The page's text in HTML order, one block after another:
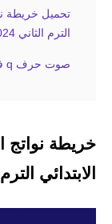
تحميل خريطة
الترم الثاني 2024
صوت حرف q في اللغة الانجليزية
خريطة نواتج
الابتدائي الترم